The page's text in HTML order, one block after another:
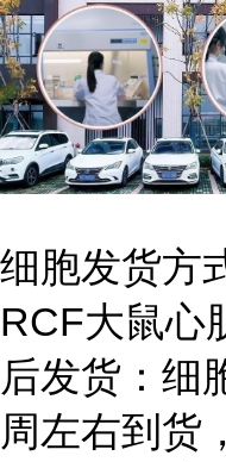
细胞发货方
RCF大鼠心
后发货：细
周左右到货